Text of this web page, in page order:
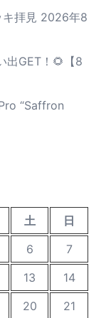
キ拝見 2026年8
出GET！🌻【8
“Saffron
土
日
6
7
13
14
20
21